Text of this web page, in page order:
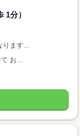
1分）
ります...
お...